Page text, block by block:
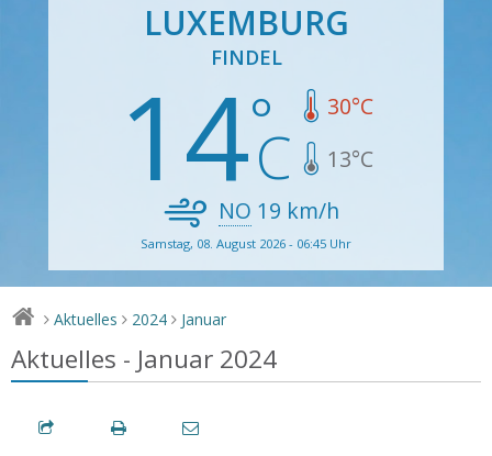
LUXEMBURG
FINDEL
14 30°C
13°C
NO 19 km/h
Samstag, 08. August 2026 - 06:45 Uhr
> Aktuelles > 2024 > Januar
Aktuelles - Januar 2024